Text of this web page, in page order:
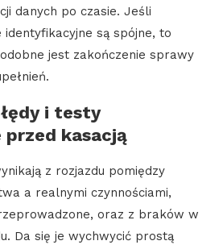
danych po czasie. Jeśli
są spójne, to
jest zakończenie sprawy
i testy
kasacją
z rozjazdu pomiędzy
a realnymi czynnościami,
oraz z braków w
Da się je wychwycić prostą